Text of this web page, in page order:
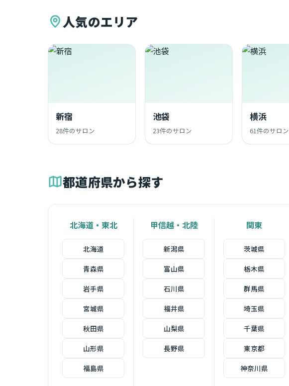
人気のエリア
新宿
28件のサロン
池袋
23件のサロン
横浜
61件のサロン
都道府県から探す
北海道・東北
北海道
青森県
岩手県
宮城県
秋田県
山形県
福島県
甲信越・北陸
新潟県
富山県
石川県
福井県
山梨県
長野県
関東
茨城県
栃木県
群馬県
埼玉県
千葉県
東京都
神奈川県